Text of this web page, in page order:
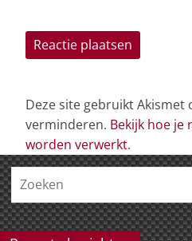
Deze site gebruikt Akismet
verminderen. Bekijk hoe je
worden verwerkt.